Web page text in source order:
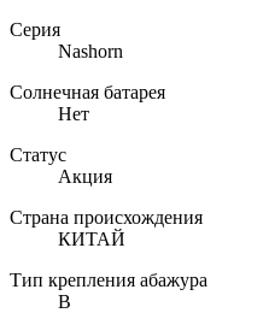
Серия
Nashorn
Солнечная батарея
Нет
Статус
Акция
Страна происхождения
КИТАЙ
Тип крепления абажура
B